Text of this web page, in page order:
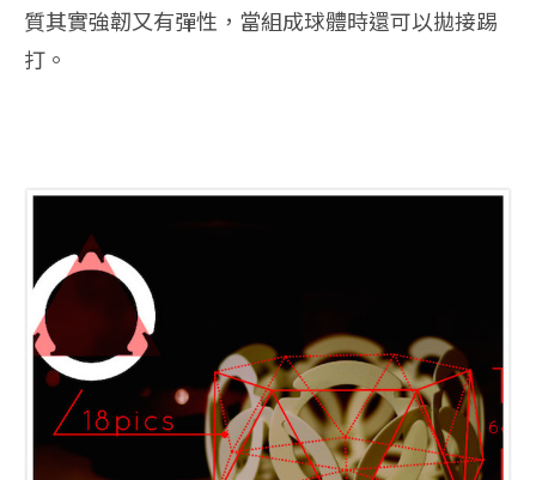
質其實強韌又有彈性，當組成球體時還可以拋接踢
打。